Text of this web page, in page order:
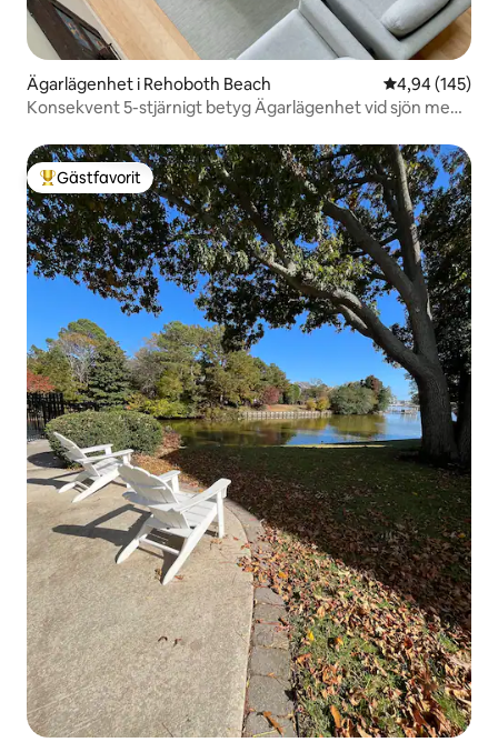
Ägarlägenhet i Rehoboth Beach 4,94 av 5 i
4,94 (145)
Konsekvent 5-stjärnigt betyg Ägarlägenhet vid sjön med
Populär gästfavorit
Gästfavorit